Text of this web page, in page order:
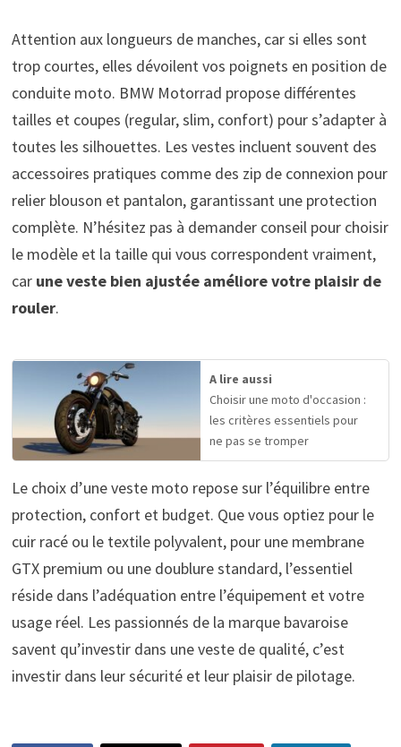
Attention aux longueurs de manches, car si elles sont
trop courtes, elles dévoilent vos poignets en position de
conduite moto. BMW Motorrad propose différentes
tailles et coupes (regular, slim, confort) pour s’adapter à
toutes les silhouettes. Les vestes incluent souvent des
accessoires pratiques comme des zip de connexion pour
relier blouson et pantalon, garantissant une protection
complète. N’hésitez pas à demander conseil pour choisir
le modèle et la taille qui vous correspondent vraiment,
car une veste bien ajustée améliore votre plaisir de
rouler.
A lire aussi
Choisir une moto d'occasion :
les critères essentiels pour
ne pas se tromper
Le choix d’une veste moto repose sur l’équilibre entre
protection, confort et budget. Que vous optiez pour le
cuir racé ou le textile polyvalent, pour une membrane
GTX premium ou une doublure standard, l’essentiel
réside dans l’adéquation entre l’équipement et votre
usage réel. Les passionnés de la marque bavaroise
savent qu’investir dans une veste de qualité, c’est
investir dans leur sécurité et leur plaisir de pilotage.